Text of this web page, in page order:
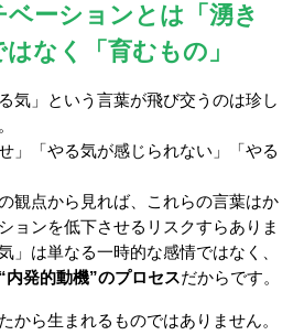
ーションとは「湧き
なく「育むもの」
気」という言葉が飛び交うのは珍し
」「やる気が感じられない」「やる
観点から見れば、これらの言葉はか
ョンを低下させるリスクすらありま
」は単なる一時的な感情ではなく、
発的動機”のプロセスだからです。
ら生まれるものではありません。